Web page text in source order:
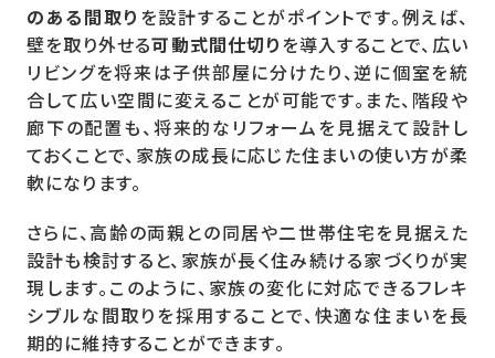
のある間取り を設計することがポイントです。例えば、
壁を取り外せる可動式間仕切りを導入することで、広い
リビングを将来は子供部屋に分けたり、逆に個室を統
合して広い空間に変えることが可能です。また、階段や
廊下の配置も、将来的なリフォームを見据えて設計し
ておくことで、家族の成長に応じた住まいの使い方が柔
軟になります。
さらに、高齢の両親との同居や二世帯住宅を見据えた
設計も検討すると、家族が長く住み続ける家づくりが実
現します。このように、家族の変化に対応できるフレキ
シブルな間取りを採用することで、快適な住まいを長
期的に維持することができます。